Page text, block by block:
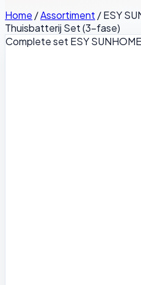
Home /Assortiment /ESY
Thuisbatterij Set (3-fase)
Complete set ESY SUNHOME